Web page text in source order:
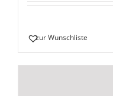
zur Wunschliste